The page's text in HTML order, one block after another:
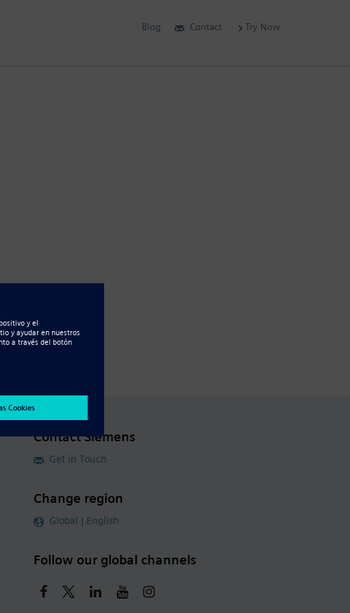
Contact Siemens
Get in Touch
Change region
Global | English
Follow our global channels
Blog Contact Try Now